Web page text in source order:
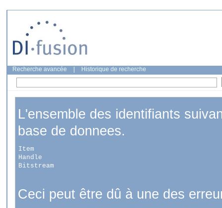
Recherche avancée Historique de recherche
L'ensemble des identifiants
base de donnees.
Item
Handle
Bitstream
Ceci peut être dû à une des